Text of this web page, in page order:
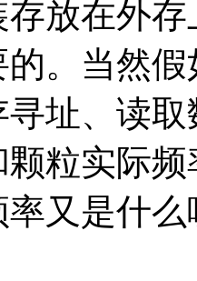
放在外
。当然
址、读
粒实际
又是什